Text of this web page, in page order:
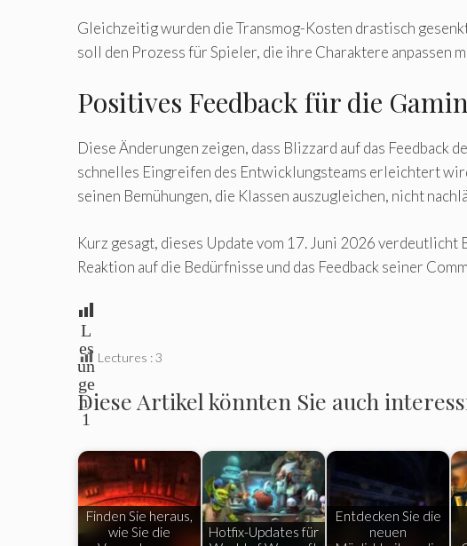
Gleichzeitig wurden die Transmog-Kosten drastisch
soll den Prozess für Spieler, die ihre Charaktere anpassen
Positives Feedback für die
Diese Änderungen zeigen, dass Blizzard auf das
schnelles Eingreifen des Entwicklungsteams erleichtert
seinen Bemühungen, die Klassen auszugleichen, nicht
Kurz gesagt, dieses Update vom 17. Juni 2026
Reaktion auf die Bedürfnisse und das Feedback seiner
L
es
un
ge
n:
1
Lectures :3
Diese Artikel könnten Sie auch
Finden Sie heraus,
wie Sie die
Hotfix-Updates für
Entdecken Sie die
neuen